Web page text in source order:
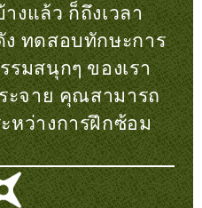
งแล้ว ก็ถึงเวลา
ทดสอบทักษะการ
มสนุกๆ ของเรา
ะจาย คุณสามารถ
หว่างการฝึกซ้อม